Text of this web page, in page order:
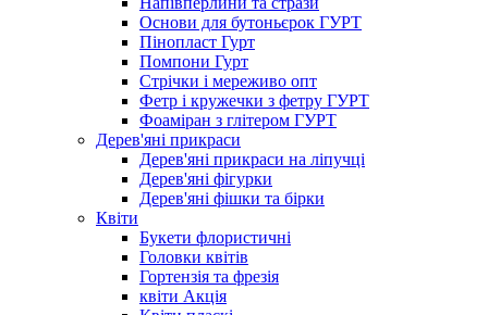
Основи для бутоньєрок ГУРТ
Пінопласт Гурт
Помпони Гурт
Стрічки і мереживо опт
Фетр і кружечки з фетру ГУРТ
Фоаміран з глітером ГУРТ
Дерев'яні прикраси
Дерев'яні прикраси на ліпучці
Дерев'яні фігурки
Дерев'яні фішки та бірки
Квіти
Букети флористичні
Головки квітів
Гортензія та фрезія
квіти Акція